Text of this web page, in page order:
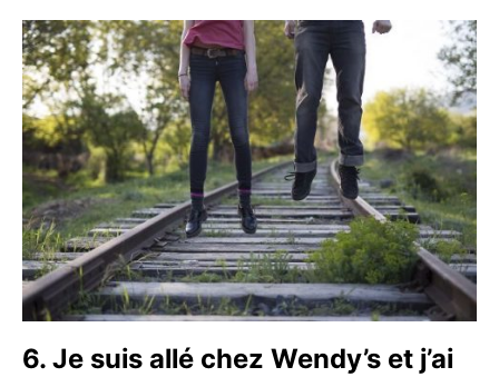
6. Je suis allé chez Wendy’s et j’ai